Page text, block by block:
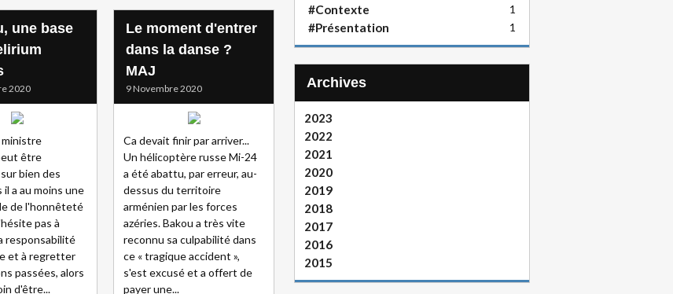
une base
2020
ministre
être
bien des
il a au moins une
de l'honnêteté
pas à
responsabilité
et à regretter
passées, alors
d'être...
Le moment d'entrer
dans la danse ?
MAJ
9 Novembre 2020
Ca devait finir par arriver...
Un hélicoptère russe Mi-24
a été abattu, par erreur, au-
dessus du territoire
arménien par les forces
azéries. Bakou a très vite
reconnu sa culpabilité dans
ce « tragique accident »,
s'est excusé et a offert de
payer une...
#Contexte 1
#Présentation 1
Archives
2023
2022
2021
2020
2019
2018
2017
2016
2015